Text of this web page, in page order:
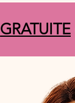
GRATUITE